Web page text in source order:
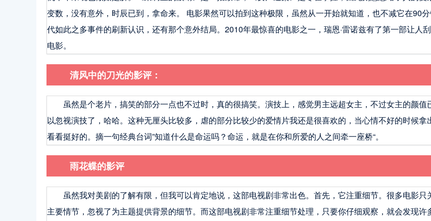
变数，没有意外，时辰已到，拿命来。 电影果然可以拍到这种极限，虽然从一开始就知道，也不减它在90
代如此之多事件的刷新认识，还有那个意外结局。2010年最惊喜的电影之一，瑞恩·雷诺兹有了第一部让人
电影。
清风中的刀光的影评：
虽然是个老片，搞笑的部分一点也不过时，真的很搞笑。演技上，感觉男主远超女主，不过女主的颜值
以忽视演技了，哈哈。这种无厘头比较多，虐的部分比较少的爱情片我还是很喜欢的，当心情不好的时候拿
看看挺好的。摘一句经典台词”知道什么是命运吗？命运，就是在你和所爱的人之间牵一座桥“。
雨花蝶的影评
虽然我对美剧的了解有限，但我可以肯定地说，这部电视剧非常出色。首先，它注重细节。很多电影只
主要情节，忽视了为主题提供背景的细节。而这部电视剧非常注重细节处理，只要你仔细观察，就会发现许